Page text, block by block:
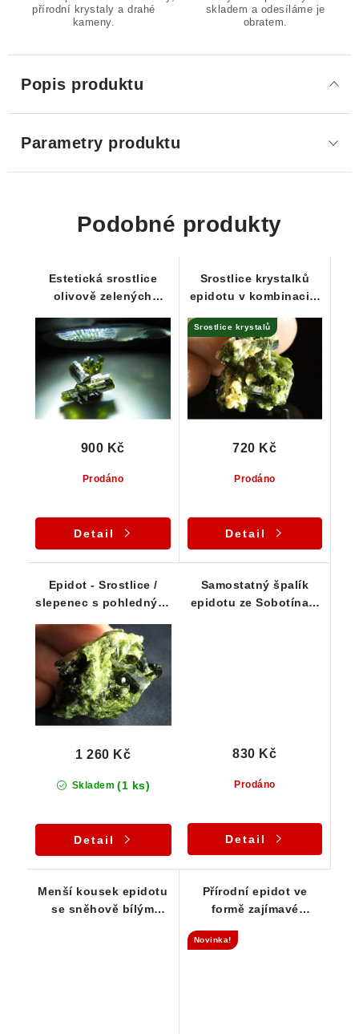
přírodní krystaly a drahé
kameny.
skladem a odesíláme je
obratem.
Popis produktu
Parametry produktu
Podobné produkty
Estetická srostlice
olivově zelených
epidotu
Prodáno
900 Kč
Detail
Srostlice krystalků
epidotu v kombinaci s
Srostlice krystalů
Prodáno
720 Kč
Detail
Epidot - Srostlice /
slepenec s pohlednými
Skladem (1 ks)
1 260 Kč
Detail
Samostatný špalík
epidotu ze Sobotína v
Prodáno
830 Kč
Detail
Menší kousek epidotu
se sněhově bílým
Přírodní epidot ve
formě zajímavé
Novinka!